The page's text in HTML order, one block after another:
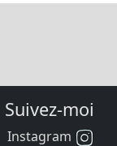
Suivez-moi
Instagram